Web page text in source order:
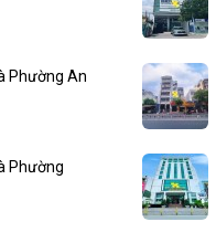
Phường An
Phường